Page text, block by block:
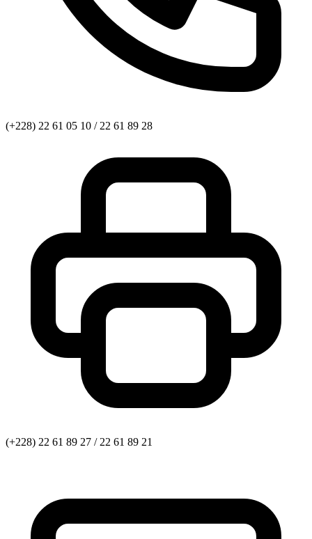
(+228) 22 61 05 10 / 22 61 89 28
(+228) 22 61 89 27 / 22 61 89 21